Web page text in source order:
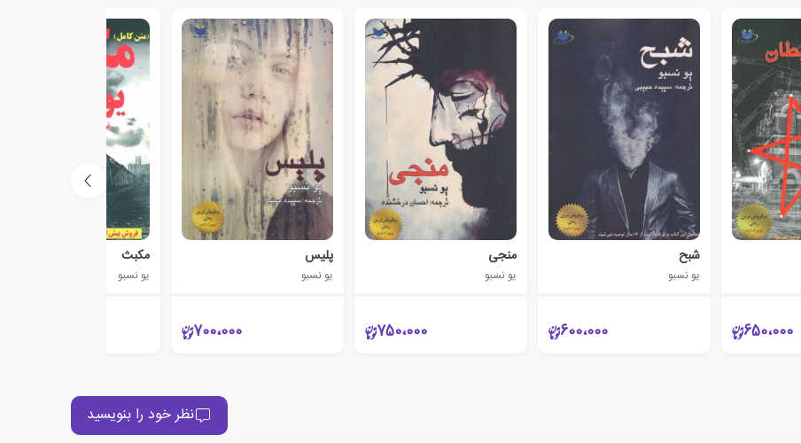
650،000
شبح
یو نسبو
600،000
منجی
یو نسبو
750،000
پلیس
یو نسبو
700،000
مکبث
یو نسبو
نظر خود را بنویسید